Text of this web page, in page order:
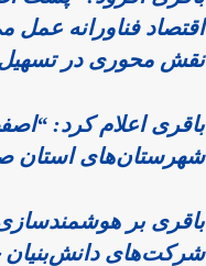
نقش محوری در تسهیل این
باقری اعلام کرد:
شهرستان‌های استان
باقری بر